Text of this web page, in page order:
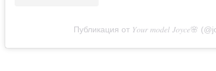
Публикация от 𝑌𝑜𝑢𝑟 𝑚𝑜𝑑𝑒𝑙 𝐽𝑜𝑦𝑐𝑒🌸